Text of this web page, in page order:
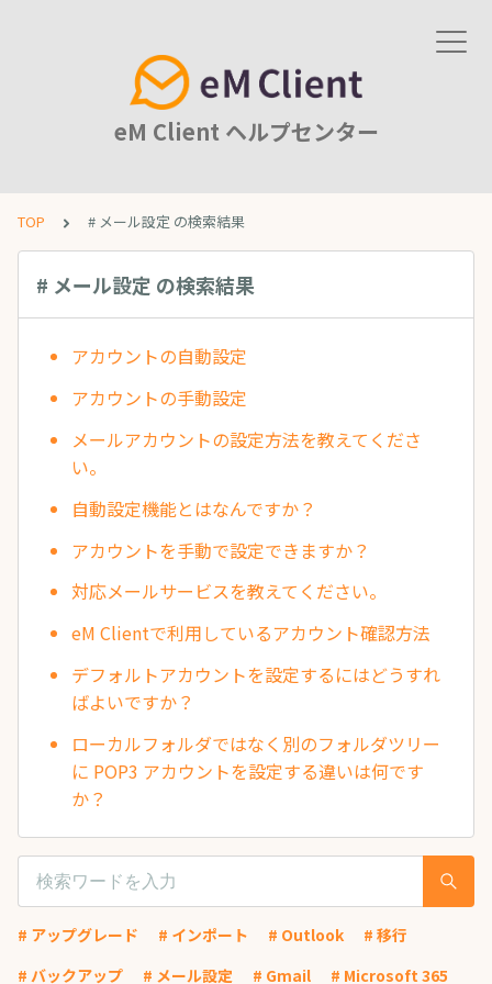
eM Client ヘルプセンター
TOP # メール設定 の検索結果
# メール設定 の検索結果
アカウントの自動設定
アカウントの手動設定
メールアカウントの設定方法を教えてくださ
い。
自動設定機能とはなんですか？
アカウントを手動で設定できますか？
対応メールサービスを教えてください。
eM Clientで利用しているアカウント確認方法
デフォルトアカウントを設定するにはどうすれ
ばよいですか？
ローカルフォルダではなく別のフォルダツリー
に POP3 アカウントを設定する違いは何です
か？
# アップグレード # インポート # Outlook
# 移行
# バックアップ
# メール設定 # Gmail # Microsoft 365